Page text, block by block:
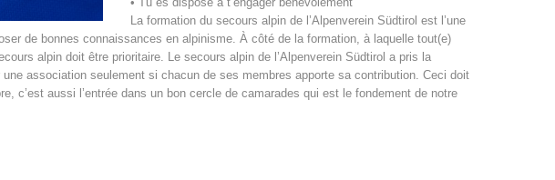
La formation du secours alpin de l’Alpenverein Südtirol est l’une
de bonnes connaissances en alpinisme. À côté de la formation, à laquelle tout(e)
alpin doit être prioritaire. Le secours alpin de l’Alpenverein Südtirol a pris la
association seulement si chacun de ses membres apporte sa contribution. Ceci doit
c’est aussi l’entrée dans un bon cercle de camarades qui est le fondement de notre